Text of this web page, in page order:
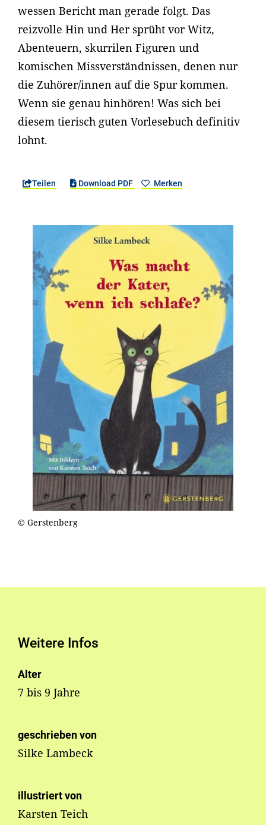
wessen Bericht man gerade folgt. Das
reizvolle Hin und Her sprüht vor Witz,
Abenteuern, skurrilen Figuren und
komischen Missverständnissen, denen nur
die Zuhörer/innen auf die Spur kommen.
Wenn sie genau hinhören! Was sich bei
diesem tierisch guten Vorlesebuch definitiv
lohnt.
Teilen Download PDF Merken
© Gerstenberg
Weitere Infos
Alter
7 bis 9 Jahre
geschrieben von
Silke Lambeck
illustriert von
Karsten Teich